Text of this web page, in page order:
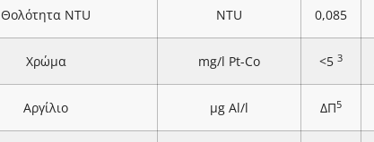
Θολότητα NTU NTU 0,085
Χρώμα mg/l Pt-Co <5 3
Αργίλιο μg Al/l ΔΠ5